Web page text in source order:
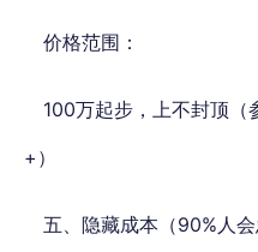
价格范围：
100万起步，上不封顶
+）
五、隐藏成本（90%人会